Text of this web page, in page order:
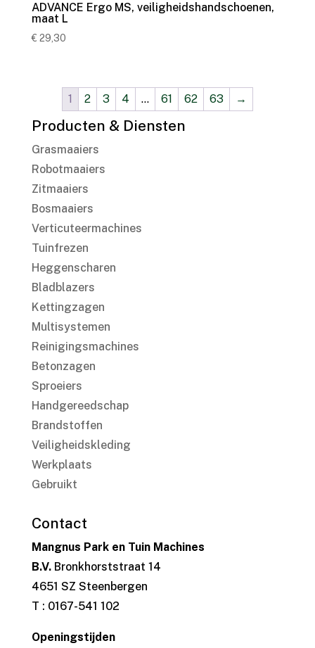
ADVANCE Ergo MS, veiligheidshandschoenen,
maat L
€ 29,30
1 2 3 4 … 61 62 63 →
Producten & Diensten
Grasmaaiers
Robotmaaiers
Zitmaaiers
Bosmaaiers
Verticuteermachines
Tuinfrezen
Heggenscharen
Bladblazers
Kettingzagen
Multisystemen
Reinigingsmachines
Betonzagen
Sproeiers
Handgereedschap
Brandstoffen
Veiligheidskleding
Werkplaats
Gebruikt
Contact
Mangnus Park en Tuin Machines
B.V.Bronkhorststraat 14
4651 SZ Steenbergen
T : 0167-541 102
Openingstijden